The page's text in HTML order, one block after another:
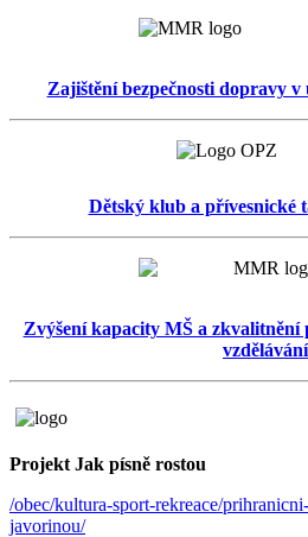
Zajištění bezpečnosti dopravy
Dětský klub a přívesnické
Zvýšení kapacity MŠ a
vzdělávání
Projekt Jak písně rostou
/obec/kultura-sport-rekreace/
javorinou/